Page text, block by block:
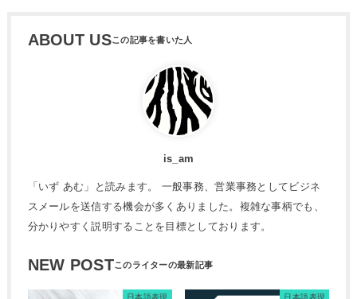
ABOUT US
is_am
「いず あむ」と読みます。 一般事務、営業事務としてビジネ
スメールを送信する機会が多くありました。複雑な事柄でも、
分かりやすく説明することを目標としております。
NEW POST
日本語表現 日本語表現